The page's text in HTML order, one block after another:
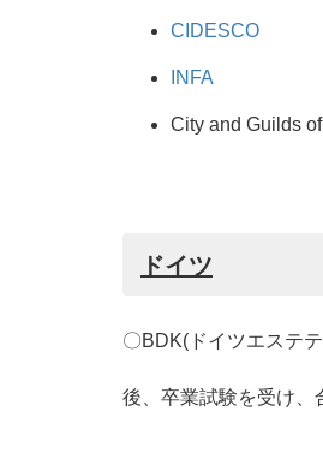
CIDESCO
INFA
City and Guilds
ドイツ
〇BDK(ドイツエステ
後、卒業試験を受け、